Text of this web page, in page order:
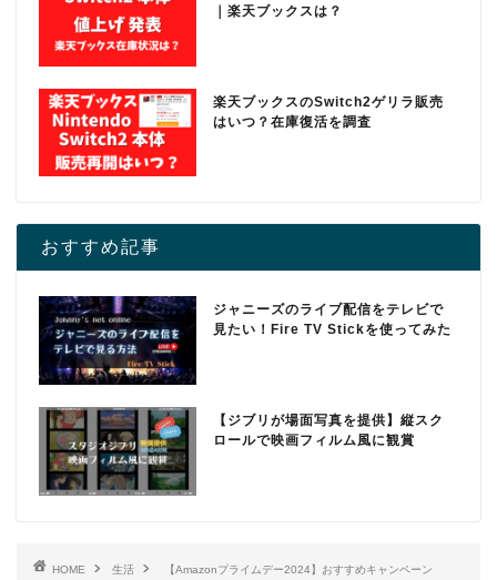
｜楽天ブックスは？
楽天ブックスのSwitch2ゲリラ販売
はいつ？在庫復活を調査
おすすめ記事
ジャニーズのライブ配信をテレビで
見たい！Fire TV Stickを使ってみた
【ジブリが場面写真を提供】縦スク
ロールで映画フィルム風に観賞
HOME 生活 【Amazonプライムデー2024】おすすめキャンペーン